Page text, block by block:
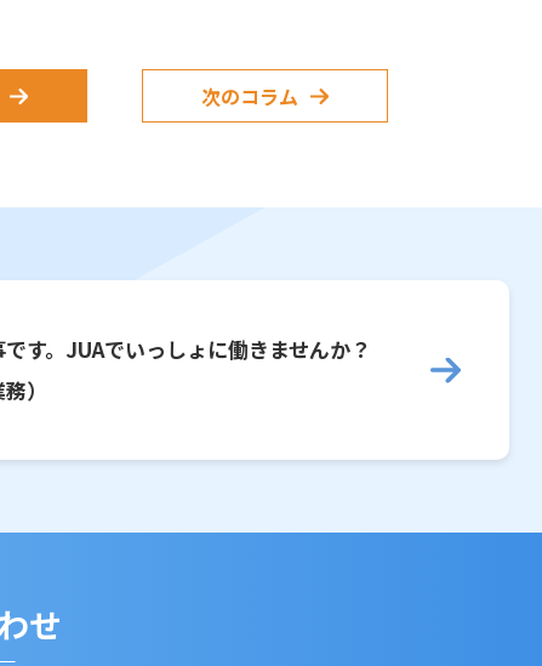
次のコラム
す。JUAでいっしょに働きませんか？
）
せ